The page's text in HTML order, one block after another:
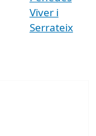
Viver i
Serrateix